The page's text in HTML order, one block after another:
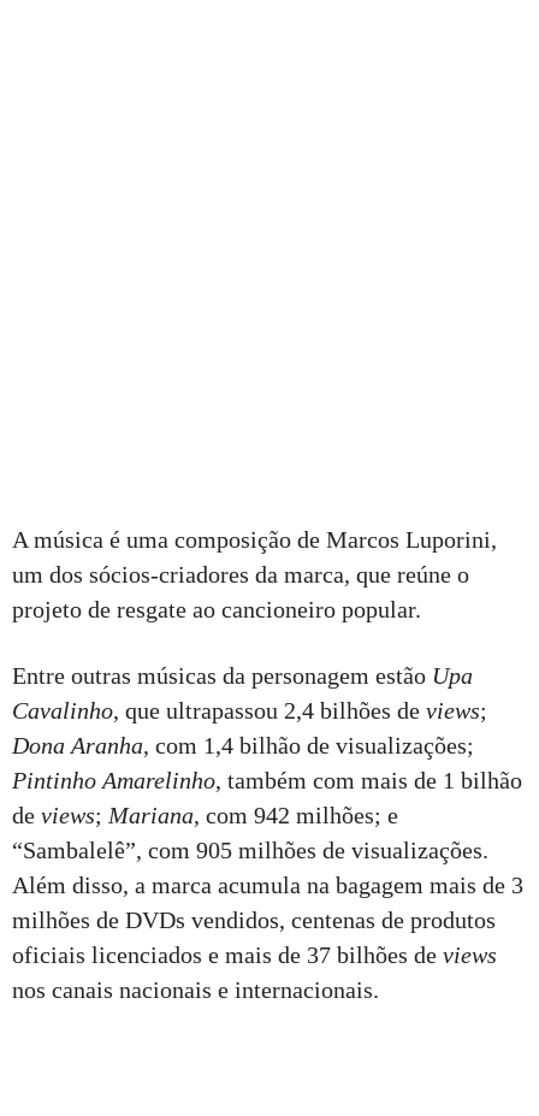
A música é uma composição de Marcos Luporini,
um dos sócios-criadores da marca, que reúne o
projeto de resgate ao cancioneiro popular.
Entre outras músicas da personagem estão Upa
Cavalinho, que ultrapassou 2,4 bilhões de views;
Dona Aranha, com 1,4 bilhão de visualizações;
Pintinho Amarelinho, também com mais de 1 bilhão
de views; Mariana, com 942 milhões; e
“Sambalelê”, com 905 milhões de visualizações.
Além disso, a marca acumula na bagagem mais de 3
milhões de DVDs vendidos, centenas de produtos
oficiais licenciados e mais de 37 bilhões de views
nos canais nacionais e internacionais.